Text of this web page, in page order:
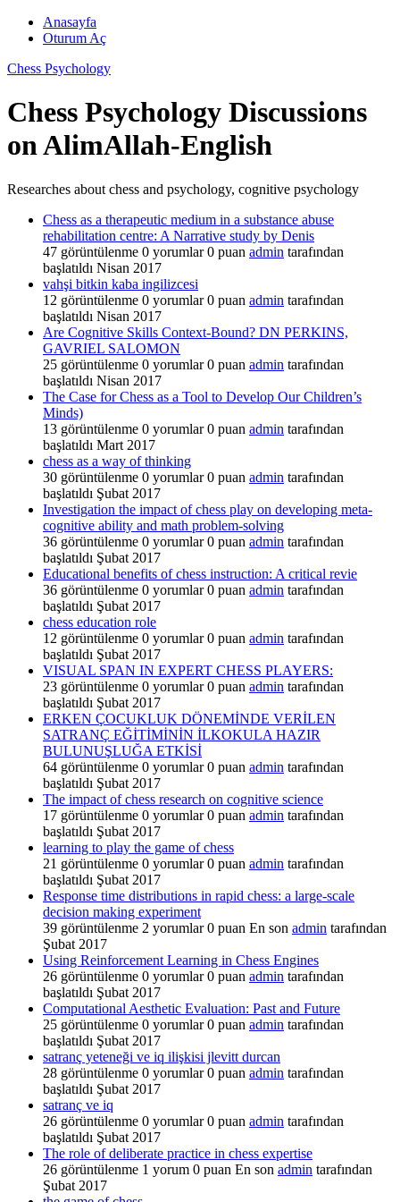
Anasayfa
Oturum Aç
Chess Psychology
Chess Psychology Discussions
on AlimAllah-English
Researches about chess and psychology, cognitive psychology
Chess as a therapeutic medium in a substance abuse
rehabilitation centre: A Narrative study by Denis
47 görüntülenme 0 yorumlar 0 puan admin tarafından
başlatıldı Nisan 2017
vahşi bitkin kaba ingilizcesi
12 görüntülenme 0 yorumlar 0 puan admin tarafından
başlatıldı Nisan 2017
Are Cognitive Skills Context-Bound? DN PERKINS,
GAVRIEL SALOMON
25 görüntülenme 0 yorumlar 0 puan admin tarafından
başlatıldı Nisan 2017
The Case for Chess as a Tool to Develop Our Children’s
Minds)
13 görüntülenme 0 yorumlar 0 puan admin tarafından
başlatıldı Mart 2017
chess as a way of thinking
30 görüntülenme 0 yorumlar 0 puan admin tarafından
başlatıldı Şubat 2017
Investigation the impact of chess play on developing meta-
cognitive ability and math problem-solving
36 görüntülenme 0 yorumlar 0 puan admin tarafından
başlatıldı Şubat 2017
Educational benefits of chess instruction: A critical revie
36 görüntülenme 0 yorumlar 0 puan admin tarafından
başlatıldı Şubat 2017
chess education role
12 görüntülenme 0 yorumlar 0 puan admin tarafından
başlatıldı Şubat 2017
VISUAL SPAN IN EXPERT CHESS PLAYERS:
23 görüntülenme 0 yorumlar 0 puan admin tarafından
başlatıldı Şubat 2017
ERKEN ÇOCUKLUK DÖNEMİNDE VERİLEN
SATRANÇ EĞİTİMİNİN İLKOKULA HAZIR
BULUNUŞLUĞA ETKİSİ
64 görüntülenme 0 yorumlar 0 puan admin tarafından
başlatıldı Şubat 2017
The impact of chess research on cognitive science
17 görüntülenme 0 yorumlar 0 puan admin tarafından
başlatıldı Şubat 2017
learning to play the game of chess
21 görüntülenme 0 yorumlar 0 puan admin tarafından
başlatıldı Şubat 2017
Response time distributions in rapid chess: a large-scale
decision making experiment
39 görüntülenme 2 yorumlar 0 puan En son admin tarafından
Şubat 2017
Using Reinforcement Learning in Chess Engines
26 görüntülenme 0 yorumlar 0 puan admin tarafından
başlatıldı Şubat 2017
Computational Aesthetic Evaluation: Past and Future
25 görüntülenme 0 yorumlar 0 puan admin tarafından
başlatıldı Şubat 2017
satranç yeteneği ve iq ilişkisi jlevitt durcan
28 görüntülenme 0 yorumlar 0 puan admin tarafından
başlatıldı Şubat 2017
satranç ve iq
26 görüntülenme 0 yorumlar 0 puan admin tarafından
başlatıldı Şubat 2017
The role of deliberate practice in chess expertise
26 görüntülenme 1 yorum 0 puan En son admin tarafından
Şubat 2017